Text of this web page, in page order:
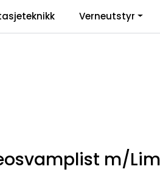
inkl. mva.
Verneutstyr
m/